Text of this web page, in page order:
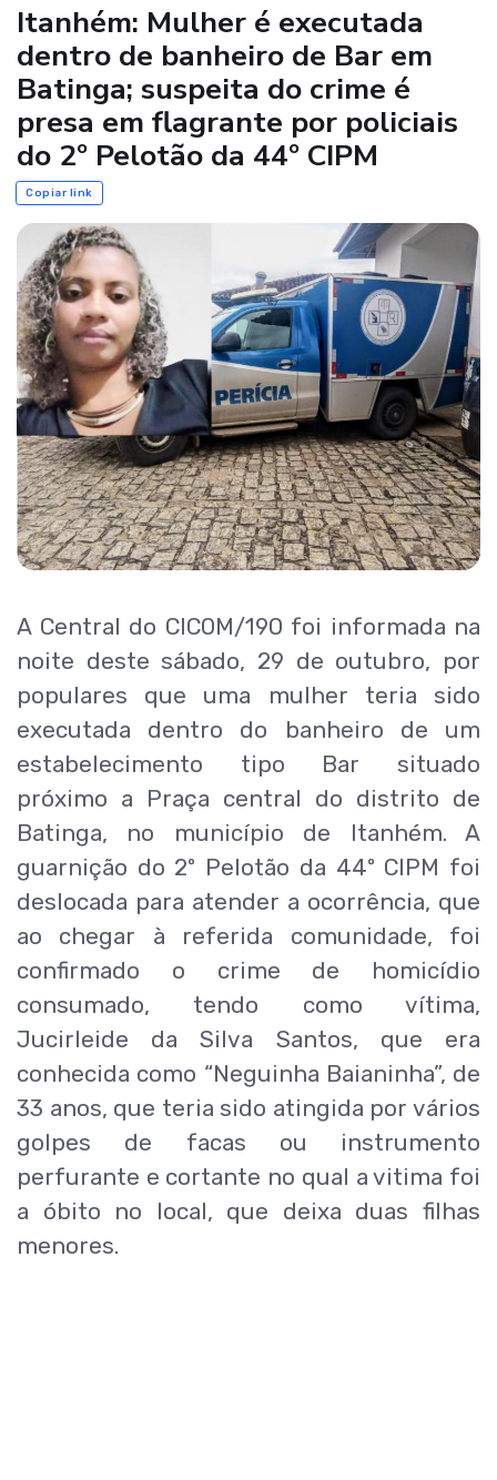
Itanhém: Mulher é executada
dentro de banheiro de Bar em
Batinga; suspeita do crime é
presa em flagrante por policiais
do 2º Pelotão da 44º CIPM
Copiar link
A Central do CICOM/190 foi informada na
noite deste sábado, 29 de outubro, por
populares que uma mulher teria sido
executada dentro do banheiro de um
estabelecimento tipo Bar situado
próximo a Praça central do distrito de
Batinga, no município de Itanhém. A
guarnição do 2º Pelotão da 44º CIPM foi
deslocada para atender a ocorrência, que
ao chegar à referida comunidade, foi
confirmado o crime de homicídio
consumado, tendo como vítima,
Jucirleide da Silva Santos, que era
conhecida como “Neguinha Baianinha”, de
33 anos, que teria sido atingida por vários
golpes de facas ou instrumento
perfurante e cortante no qual a vitima foi
a óbito no local, que deixa duas filhas
menores.